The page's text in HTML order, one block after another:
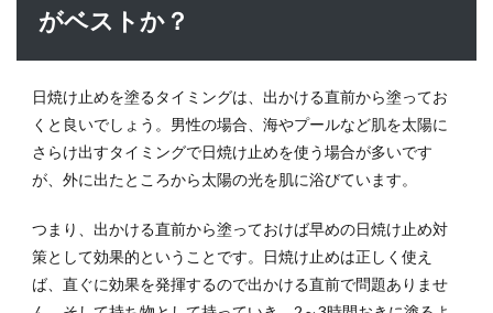
めを毎
日使う
せん
か？
14.3
Q3: 汗
たら何
時間ご
とに塗
り直す
がベストか？
日焼け止めを塗るタイミングは、出かける直前から塗ってお
くと良いでしょう。男性の場合、海やプールなど肌を太陽に
さらけ出すタイミングで日焼け止めを使う場合が多いです
が、外に出たところから太陽の光を肌に浴びています。
つまり、出かける直前から塗っておけば早めの日焼け止め対
策として効果的ということです。日焼け止めは正しく使え
ば、直ぐに効果を発揮するので出かける直前で問題ありませ